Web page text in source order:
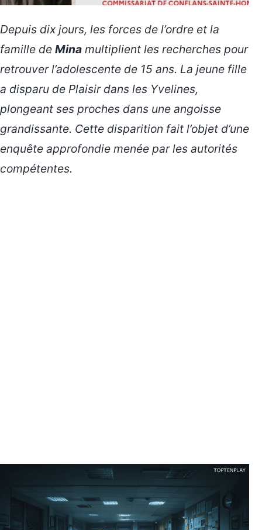
Depuis dix jours, les forces de l’ordre et la
famille de Mina multiplient les recherches pour
retrouver l’adolescente de 15 ans. La jeune fille
a disparu de Plaisir dans les Yvelines,
plongeant ses proches dans une angoisse
grandissante. Cette disparition fait l’objet d’une
enquête approfondie menée par les autorités
compétentes.